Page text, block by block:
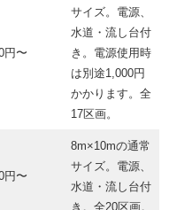
円〜
サイズ。電源、
水道・流し台付
き。電源使用時
は別途1,000円
かかります。全
17区画。
円〜
8m×10mの通常
サイズ。電源、
水道・流し台付
き。全20区画。